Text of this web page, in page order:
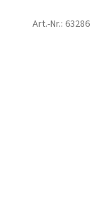
Art.-Nr.: 63286